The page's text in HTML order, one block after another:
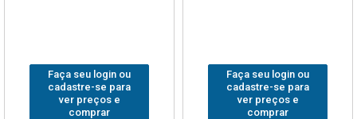
Faça seu login ou
cadastre-se para
ver preços e
comprar
Faça seu login ou
cadastre-se para
ver preços e
comprar